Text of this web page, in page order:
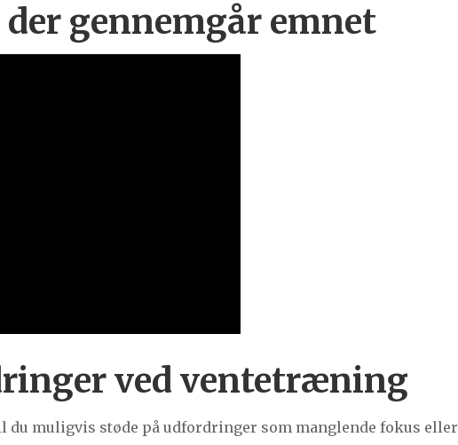
der gennemgår emnet
ved ventetræning
du muligvis støde på udfordringer som manglende fokus eller